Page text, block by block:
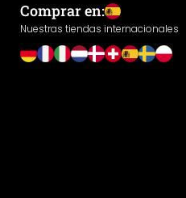
Comprar en:
Nuestras tiendas internacionales